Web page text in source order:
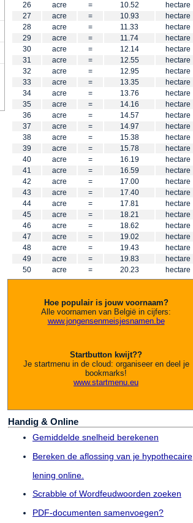
26
acre = 10.52
hectare
27
acre = 10.93
hectare
28
acre = 11.33
hectare
29
acre = 11.74
hectare
30
acre = 12.14
hectare
31
acre = 12.55
hectare
32
acre = 12.95
hectare
33
acre = 13.35
hectare
34
acre = 13.76
hectare
35
acre = 14.16
hectare
36
acre = 14.57
hectare
37
acre = 14.97
hectare
38
acre = 15.38
hectare
39
acre = 15.78
hectare
40
acre = 16.19
hectare
41
acre = 16.59
hectare
42
acre = 17.00
hectare
43
acre = 17.40
hectare
44
acre = 17.81
hectare
45
acre = 18.21
hectare
46
acre = 18.62
hectare
47
acre = 19.02
hectare
48
acre = 19.43
hectare
49
acre = 19.83
hectare
50
acre = 20.23 hectare
Hoe populair is jouw voornaam?
Alle voornamen van België in cijfers:
www.jongensenmeisjesnamen.be
Startbutton kwijt??
Je startmenu in de cloud: organiseer en deel je
bookmarks!
www.startmenu.eu
Handig & Online
Gemiddelde snelheid berekenen
Bereken de aflossing van je hypothecaire
lening online.
Scrabble of Wordfeudwoorden zoeken
PDF-documenten samenvoegen?